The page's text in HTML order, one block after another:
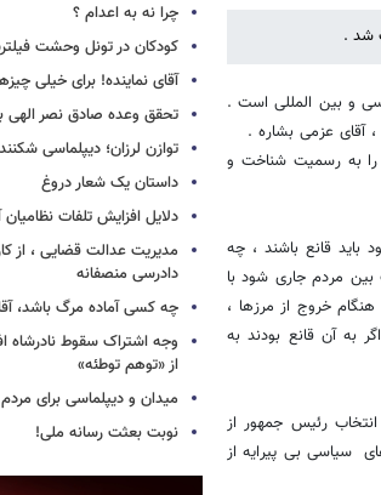
شد .
و بین المللی است .
آقای عزمی بشاره .
را به رسمیت شناخت و
قانع باشند ، چه
مردم جاری شود با
خروج از مرزها ،
به آن قانع بودند به
رئیس جمهور از
سیاسی بی پیرایه از
چرا نه به اعدام ؟
کودکان در تونل وحشت
آقای نماینده! برای خیلی
تحقق وعده صادق نصر الهی
توازن لرزان؛ دیپلماسی
داستان یک شعار دروغ
دلایل افزایش تلفات نظامیان
مدیریت عدالت قضایی ، از
دادرسی منصفانه
چه کسی آماده مرگ باشد،
وجه اشتراک سقوط نادرشاه
از «توهم توطئه»
میدان و دیپلماسی برای مردم
نوبت بعثت رسانه ملی!